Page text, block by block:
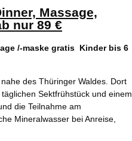
Massage,
nur 89 €
/-maske gratis Kinder bis 6
des Thüringer Waldes. Dort
Sektfrühstück und einem
die Teilnahme am
Mineralwasser bei Anreise,